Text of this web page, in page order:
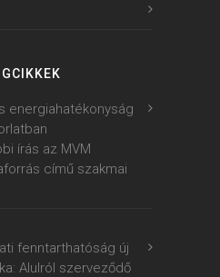
energiahatékonyság
írás az MVM
című szakmai
fenntarthatóság új
Alulról szerveződő